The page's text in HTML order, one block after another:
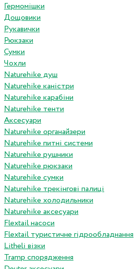
Гермомішки
Дощовики
Рукавички
Рюкзаки
Сумки
Чохли
Naturehike душ
Naturehike каністри
Naturehike карабіни
Naturehike тенти
Аксесуари
Naturehike органайзери
Naturehike питні системи
Naturehike рушники
Naturehike рюкзаки
Naturehike сумки
Naturehike трекінгові палиці
Naturehike холодильники
Naturehike аксесуари
Flextail насоси
Flextail туристичне гідрообладнання
Litheli візки
Tramp спорядження